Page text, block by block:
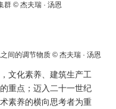
群 © 杰夫瑞 · 汤恩
间的调节物质 © 杰夫瑞 · 汤恩
文化素养、建筑生产工
重点；迈入二十一世纪
素养的横向思考者为重